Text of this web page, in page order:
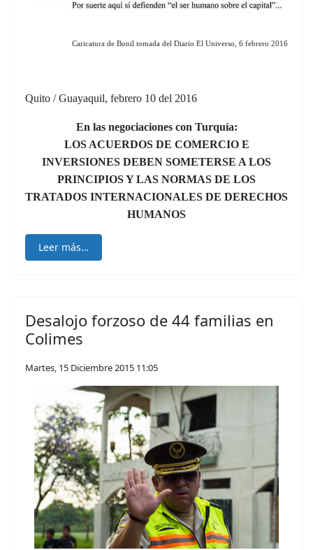
Caricatura de Bonil tomada del Diario El Universo, 6 febrero 2016
Quito / Guayaquil, febrero 10 del 2016
En las negociaciones con Turquía:
LOS ACUERDOS DE COMERCIO E
INVERSIONES DEBEN SOMETERSE A LOS
PRINCIPIOS Y LAS NORMAS DE LOS
TRATADOS INTERNACIONALES DE DERECHOS
HUMANOS
Leer más…
Desalojo forzoso de 44 familias en
Colimes
Martes, 15 Diciembre 2015 11:05